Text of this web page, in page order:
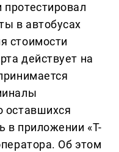
в автобусах
стоимости
действует на
оставшихся
в приложении «Т-
Об этом